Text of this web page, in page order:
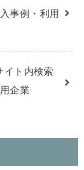
事例・利用
イト内検索
企業